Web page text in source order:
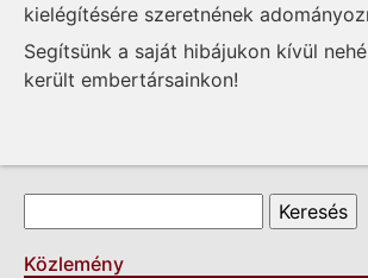
kielégítésére szeretnének
Segítsünk a saját hibájukon kívül
került embertársainkon!
Keresés űrlap
Közlemény